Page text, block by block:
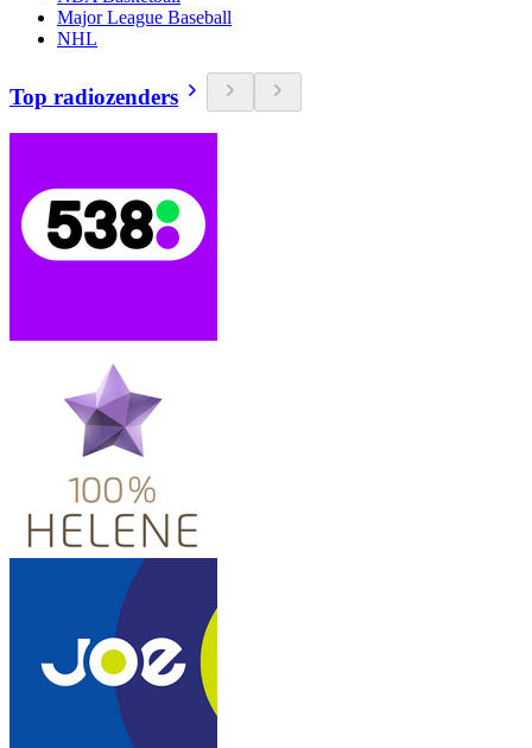
Major League Baseball
NHL
Top radiozenders